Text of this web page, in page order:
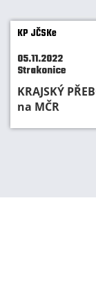
KP JČSKe
05.11.2022
Strakonice
KRAJSKÝ
na MČR